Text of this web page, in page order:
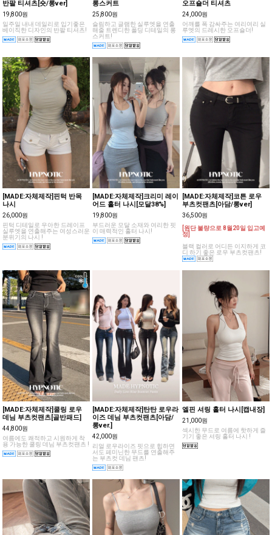
반팔 티셔츠[숏/롱ver]
19,800원
일주일 내내 데일리로 입기좋은
베이직한 디자인의 반팔 티셔츠!
롱스커트
25,800원
슬림하고 글램한 실루엣을 연출
해줄 트렌디한 폴딩 디테일의 롱
스커트!
오프숄더 티셔츠
24,000원
어깨를 폭 감싸주는 여리여리 실
루엣의 드레시한 오프숄더!
[MADE:자체제작]핀턱 반목
나시
26,000원
핀턱 디테일로 우아한 드레이프
실루엣을 연출해주는 여성스러운
분위기의 나시 !
[MADE:자체제작]크리미 레이
어드 홀터 나시[모달38%]
19,800원
부드러운 모달 소재와 여리한 핏
이 매력적인 홀터 나시!
[MADE:자체제작]코튼 로우
부츠컷팬츠[아담/롱ver]
36,500원
[원단 불량으로 8월20일 입고예
정]
블랙 컬러로 어디든 이지하게 코
디 하기 좋은 로우 부츠컷팬츠!
[MADE:자체제작]쿨링 로우
데님 부츠컷팬츠[골반패드]
44,800원
여름에도 쾌적하고 시원하게 착
용 가능한 쿨링 데님 부츠컷팬츠 !
[MADE:자체제작]탄탄 로우라
이즈 데님 부츠컷팬츠[아담/
롱ver.]
42,000원
리얼 로우라이즈 핏으로 힙하면
서도 페미닌한 무드를 연출해주
는 부츠컷 데님 팬츠!
엘핀 셔링 홀터 나시[캡내장]
21,000원
섹시한 무드로 여름에 핫하게 즐
기기 좋은 셔링 홀터 나시 !